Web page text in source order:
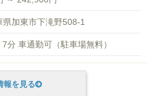
加東市下滝野508-1
分 車通勤可（駐車場無料）
報を見る